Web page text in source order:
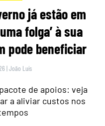
já estão em
folga’ à sua
pode beneficiar
|João Luís
de apoios: veja
a aliviar custos nos